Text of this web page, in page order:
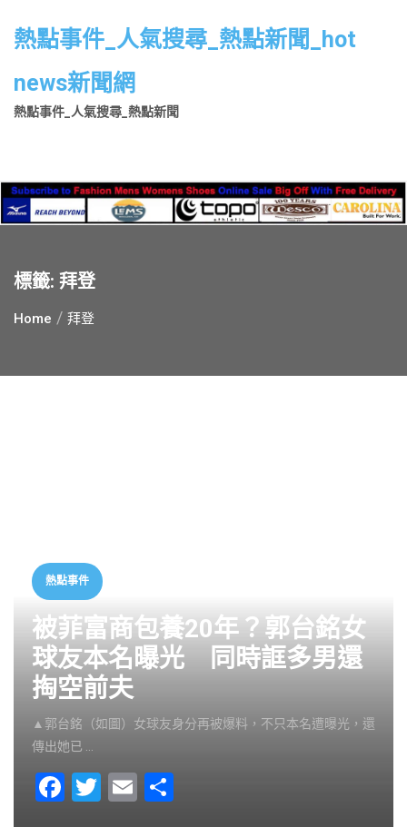
熱點事件_人氣搜尋_熱點新聞_hot
news新聞網
熱點事件_人氣搜尋_熱點新聞
標籤: 拜登
Home 拜登
熱點事件
被菲富商包養20年？郭台銘女
球友本名曝光 同時誆多男還
掏空前夫
▲郭台銘（如圖）女球友身分再被爆料，不只本名遭曝光，還
傳出她已 …
F
T
E